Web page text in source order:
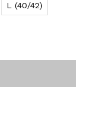
L (40/42)